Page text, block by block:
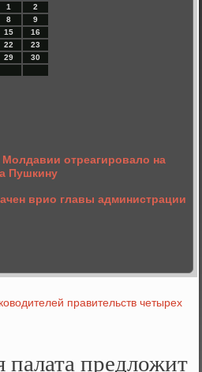
1
2
8
9
15
16
22
23
29
30
отреагировало на
Пушкину
врио главы администрации
правительств четырех
предложит